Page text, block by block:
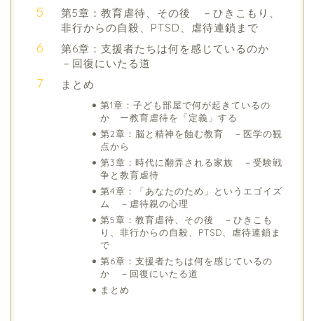
第5章：教育虐待、その後 －ひきこもり、
非行からの自殺、PTSD、虐待連鎖まで
第6章：支援者たちは何を感じているのか
－回復にいたる道
まとめ
第1章：子ども部屋で何が起きているの
か ー教育虐待を「定義」する
第2章：脳と精神を蝕む教育 －医学の観
点から
第3章：時代に翻弄される家族 －受験戦
争と教育虐待
第4章：「あなたのため」というエゴイズ
ム －虐待親の心理
第5章：教育虐待、その後 －ひきこも
り、非行からの自殺、PTSD、虐待連鎖ま
で
第6章：支援者たちは何を感じているの
か －回復にいたる道
まとめ